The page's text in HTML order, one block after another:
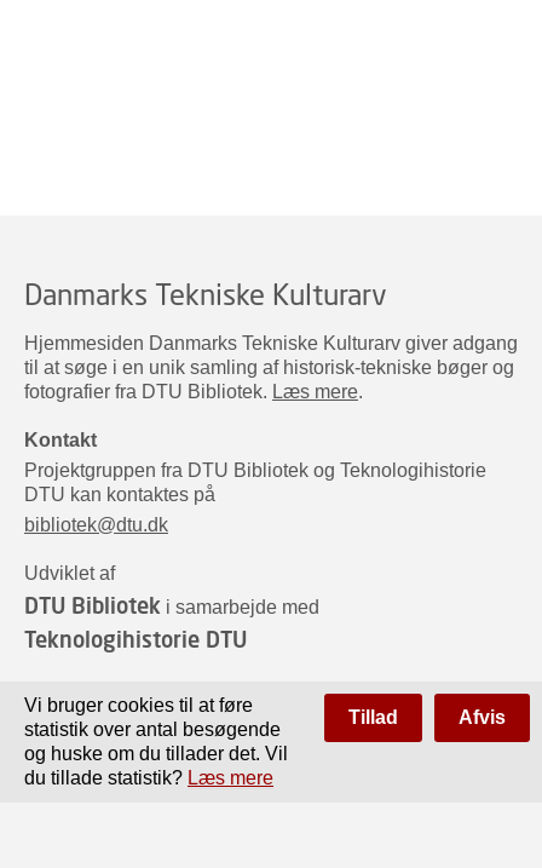
Danmarks Tekniske Kulturarv
Hjemmesiden Danmarks Tekniske Kulturarv giver adgang
til at søge i en unik samling af historisk-tekniske bøger og
fotografier fra DTU Bibliotek. Læs mere.
Kontakt
Projektgruppen fra DTU Bibliotek og Teknologihistorie
DTU kan kontaktes på
bibliotek@dtu.dk
Udviklet af
DTU Bibliotek i samarbejde med
Teknologihistorie DTU
Vi bruger cookies til at føre
statistik over antal besøgende
og huske om du tillader det. Vil
du tillade statistik? Læs mere
Tillad Afvis